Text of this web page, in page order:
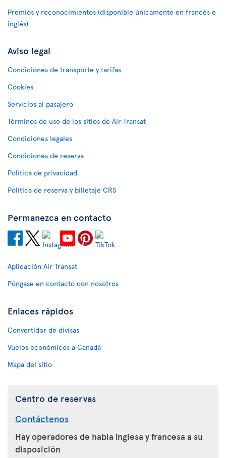
Premios y reconocimientos (disponible únicamente en francés e
inglés)
Aviso legal
Condiciones de transporte y tarifas
Cookies
Servicios al pasajero
Términos de uso de los sitios de Air Transat
Condiciones legales
Condiciones de reserva
Política de privacidad
Política de reserva y billetaje CRS
Permanezca en contacto
Aplicación Air Transat
Póngase en contacto con nosotros
Enlaces rápidos
Convertidor de divisas
Vuelos económicos a Canadá
Mapa del sitio
Centro de reservas
Contáctenos
Hay operadores de habla inglesa y francesa a su
disposición